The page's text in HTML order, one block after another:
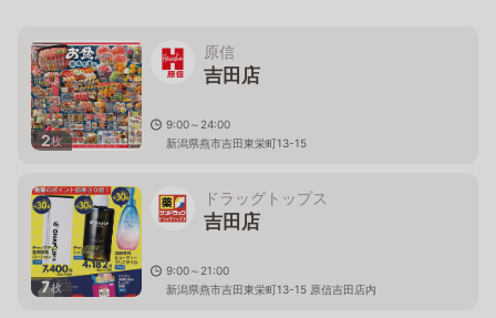
2枚
原信
吉田店
9:00～24:00
新潟県燕市吉田東栄町13-15
7枚
ドラッグトップス
吉田店
9:00～21:00
新潟県燕市吉田東栄町13-15 原信吉田店内